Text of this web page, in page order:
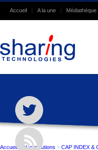
Accueil A la une Médiathèque
Accueil Nos solutions > CAP INDEX &